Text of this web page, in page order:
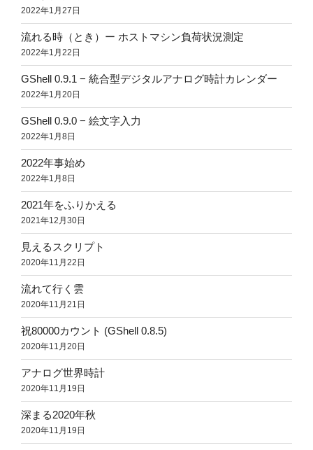
2022年1月27日
流れる時（とき）ー ホストマシン負荷状況測定
2022年1月22日
GShell 0.9.1 − 統合型デジタルアナログ時計カレンダー
2022年1月20日
GShell 0.9.0 − 絵文字入力
2022年1月8日
2022年事始め
2022年1月8日
2021年をふりかえる
2021年12月30日
見えるスクリプト
2020年11月22日
流れて行く雲
2020年11月21日
祝80000カウント (GShell 0.8.5)
2020年11月20日
アナログ世界時計
2020年11月19日
深まる2020年秋
2020年11月19日